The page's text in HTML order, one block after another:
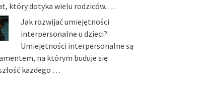
który dotyka wielu rodziców. …
Jak rozwijać umiejętności
interpersonalne u dzieci?
Umiejętności interpersonalne są
na którym buduje się
każdego …